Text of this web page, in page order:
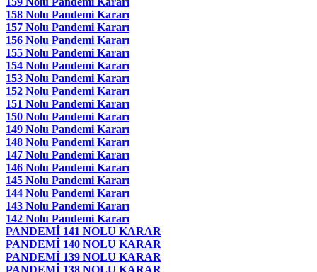
158 Nolu Pandemi Kararı
157 Nolu Pandemi Kararı
156 Nolu Pandemi Kararı
155 Nolu Pandemi Kararı
154 Nolu Pandemi Kararı
153 Nolu Pandemi Kararı
152 Nolu Pandemi Kararı
151 Nolu Pandemi Kararı
150 Nolu Pandemi Kararı
149 Nolu Pandemi Kararı
148 Nolu Pandemi Kararı
147 Nolu Pandemi Kararı
146 Nolu Pandemi Kararı
145 Nolu Pandemi Kararı
144 Nolu Pandemi Kararı
143 Nolu Pandemi Kararı
142 Nolu Pandemi Kararı
PANDEMİ 141 NOLU KARAR
PANDEMİ 140 NOLU KARAR
PANDEMİ 139 NOLU KARAR